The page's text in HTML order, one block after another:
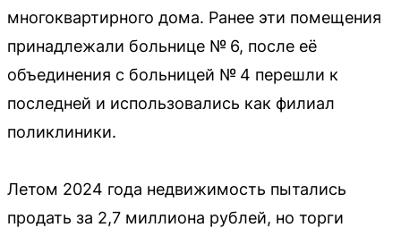
многоквартирного дома. Ранее эти помещения
принадлежали больнице № 6, после её
объединения с больницей № 4 перешли к
последней и использовались как филиал
поликлиники.
Летом 2024 года недвижимость пытались
продать за 2,7 миллиона рублей, но торги